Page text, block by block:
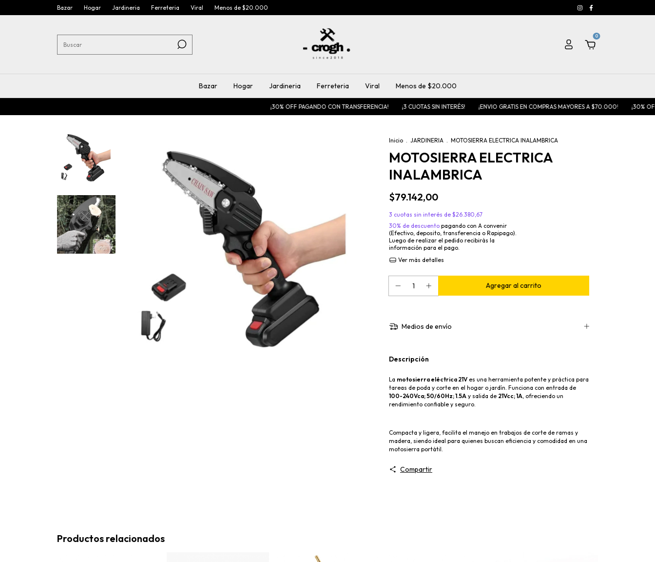
Bazar Hogar Jardineria Ferreteria Viral Menos de $20.000
0
Bazar Hogar Jardineria Ferreteria Viral Menos de $20.000
¡30% OFF PAGANDO CON TRANSFERENCIA! ¡3 CUOTAS SIN INTERÉS! ¡ENVIO GRATIS EN COMPRAS MAYORES A $70.000! ¡30% OFF
Inicio . JARDINERIA . MOTOSIERRA ELECTRICA INALAMBRICA
MOTOSIERRA ELECTRICA
INALAMBRICA
$79.142,00
3 cuotas sin interés de $26.380,67
30% de descuento pagando con A convenir
(Efectivo, deposito, transferencia o Rapipago).
Luego de realizar el pedido recibirás la
información para el pago.
Ver más detalles
Medios de envío
Descripción
La motosierra eléctrica 21V es una herramienta potente y práctica para
tareas de poda y corte en el hogar o jardín. Funciona con entrada de
100-240Vca; 50/60Hz; 1.5A y salida de 21Vcc; 1A , ofreciendo un
rendimiento confiable y seguro.
Compacta y ligera, facilita el manejo en trabajos de corte de ramas y
madera, siendo ideal para quienes buscan eficiencia y comodidad en una
motosierra portátil.
Compartir
Productos relacionados